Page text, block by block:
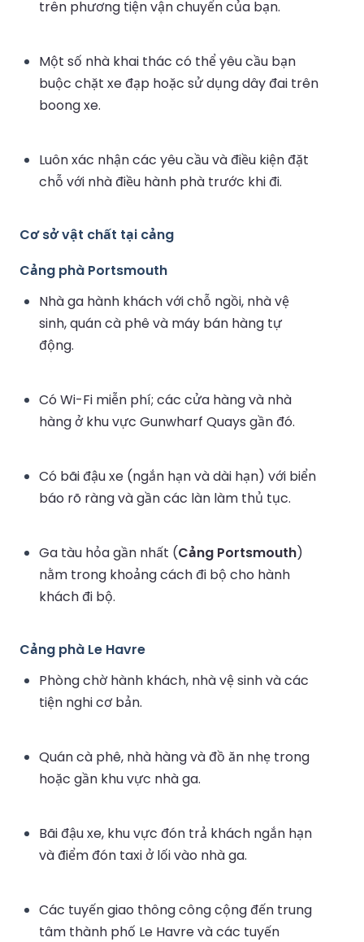
trên phương tiện vận chuyển của bạn.
Một số nhà khai thác có thể yêu cầu bạn
buộc chặt xe đạp hoặc sử dụng dây đai trên
boong xe.
Luôn xác nhận các yêu cầu và điều kiện đặt
chỗ với nhà điều hành phà trước khi đi.
Cơ sở vật chất tại cảng
Cảng phà Portsmouth
Nhà ga hành khách với chỗ ngồi, nhà vệ
sinh, quán cà phê và máy bán hàng tự
động.
Có Wi-Fi miễn phí; các cửa hàng và nhà
hàng ở khu vực Gunwharf Quays gần đó.
Có bãi đậu xe (ngắn hạn và dài hạn) với biển
báo rõ ràng và gần các làn làm thủ tục.
Ga tàu hỏa gần nhất (Cảng Portsmouth)
nằm trong khoảng cách đi bộ cho hành
khách đi bộ.
Cảng phà Le Havre
Phòng chờ hành khách, nhà vệ sinh và các
tiện nghi cơ bản.
Quán cà phê, nhà hàng và đồ ăn nhẹ trong
hoặc gần khu vực nhà ga.
Bãi đậu xe, khu vực đón trả khách ngắn hạn
và điểm đón taxi ở lối vào nhà ga.
Các tuyến giao thông công cộng đến trung
tâm thành phố Le Havre và các tuyến